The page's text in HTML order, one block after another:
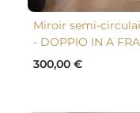
Miroir semi-
- DOPPIO IN A
300,00 €